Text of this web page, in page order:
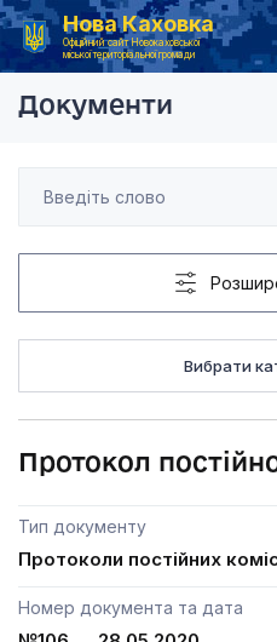
Нова Каховка
Офіційний сайт Новокаховської
міської територіальної громади
Головна
Документи
Вибрати
Протокол
Тип документу
Протоколи постійних
Номер документа та дата